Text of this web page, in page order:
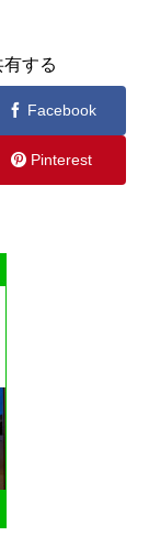
する
Facebook
Pinterest